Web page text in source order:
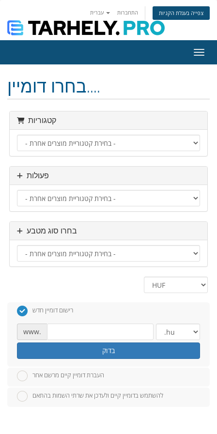
התחברות צפייה בעגלת הקניות
בחרו דומיין....
קטגוריות
פעולות
בחרו סוג מטבע
רישום דומיין חדש
www.
בדוק
העברת דומיין קיים מרשם אחר
להשתמש בדומיין קיים ולעדכן את שרתי השמות בהתאם